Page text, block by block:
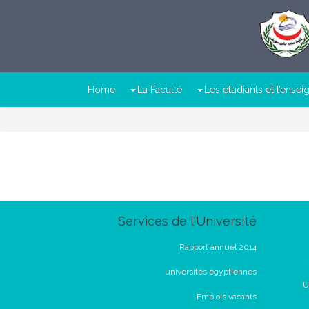
Home La Faculté Les étudiants et
Services de l'Université
Rapport annuel 2014
universités égyptiennes
Emplois vacants